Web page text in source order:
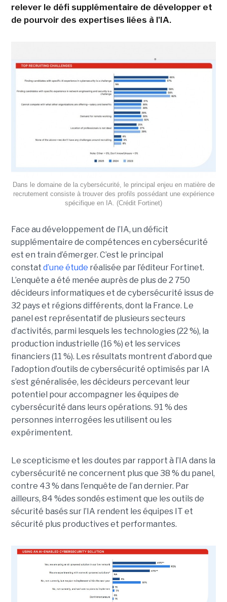
relever le défi supplémentaire de développer et
de pourvoir des expertises liées à l'IA.
Dans le domaine de la cybersécurité, le principal enjeu en matière de
recrutement consiste à trouver des profils possédant une expérience
spécifique en IA. (Crédit Fortinet)
Face au développement de l’IA, un déficit
supplémentaire de compétences en cybersécurité
est en train d’émerger. C’est le principal
constat d’une étude réalisée par l’éditeur Fortinet.
L’enquête a été menée auprès de plus de 2 750
décideurs informatiques et de cybersécurité issus de
32 pays et régions différents, dont la France. Le
panel est représentatif de plusieurs secteurs
d’activités, parmi lesquels les technologies (22 %), la
production industrielle (16 %) et les services
financiers (11 %). Les résultats montrent d’abord que
l’adoption d’outils de cybersécurité optimisés par IA
s’est généralisée, les décideurs percevant leur
potentiel pour accompagner les équipes de
cybersécurité dans leurs opérations. 91 % des
personnes interrogées les utilisent ou les
expérimentent.
Le scepticisme et les doutes par rapport à l’IA dans la
cybersécurité ne concernent plus que 38 % du panel,
contre 43 % dans l’enquête de l’an dernier. Par
ailleurs, 84 %des sondés estiment que les outils de
sécurité basés sur l’IA rendent les équipes IT et
sécurité plus productives et performantes.